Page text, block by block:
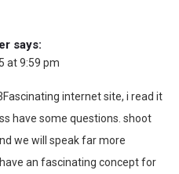
says:
at 9:59 pm
internet site, i read it
have some questions. shoot
we will speak far more
an fascinating concept for